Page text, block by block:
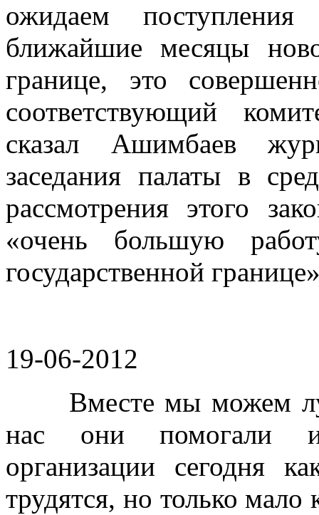
ожидаем
ближайшие месяцы
границе, это
соответствующий
сказал Ашимбаев
заседания палаты в
рассмотрения этого
«очень большую
государственной
19-06-2012
Вместе мы можем
нас они помогали и
организации сегодня
трудятся, но только мало